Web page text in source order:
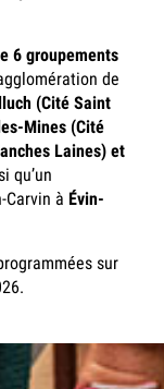
6 groupements
de
(Cité Saint
Mines (Cité
Laines) et
qu’un
Carvin à Évin-
sur